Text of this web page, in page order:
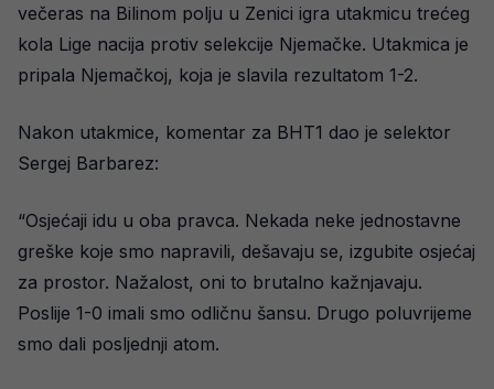
večeras na Bilinom polju u Zenici igra utakmicu trećeg
kola Lige nacija protiv selekcije Njemačke. Utakmica je
pripala Njemačkoj, koja je slavila rezultatom 1-2.
Nakon utakmice, komentar za BHT1 dao je selektor
Sergej Barbarez:
“Osjećaji idu u oba pravca. Nekada neke jednostavne
greške koje smo napravili, dešavaju se, izgubite osjećaj
za prostor. Nažalost, oni to brutalno kažnjavaju.
Poslije 1-0 imali smo odličnu šansu. Drugo poluvrijeme
smo dali posljednji atom.